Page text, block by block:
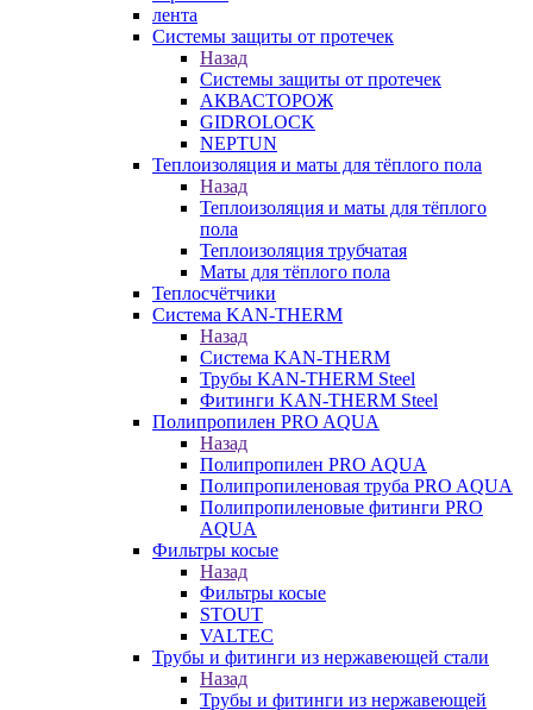
лента
Системы защиты от протечек
Назад
Системы защиты от протечек
АКВАСТОРОЖ
GIDROLOCK
NEPTUN
Теплоизоляция и маты для тёплого пола
Назад
Теплоизоляция и маты для тёплого
пола
Теплоизоляция трубчатая
Маты для тёплого пола
Теплосчётчики
Система KAN-THERM
Назад
Система KAN-THERM
Трубы KAN-THERM Steel
Фитинги KAN-THERM Steel
Полипропилен PRO AQUA
Назад
Полипропилен PRO AQUA
Полипропиленовая труба PRO AQUA
Полипропиленовые фитинги PRO
AQUA
Фильтры косые
Назад
Фильтры косые
STOUT
VALTEC
Трубы и фитинги из нержавеющей стали
Назад
Трубы и фитинги из нержавеющей